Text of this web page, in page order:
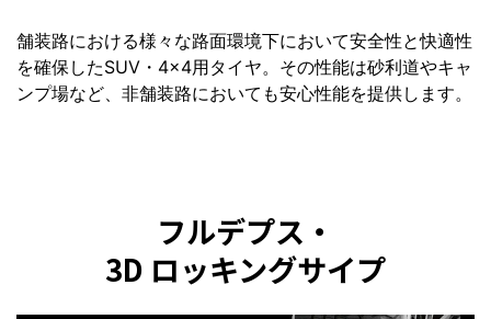
舗装路における様々な路面環境下において安全性と快適性
を確保したSUV・4×4用タイヤ。その性能は砂利道やキャ
ンプ場など、非舗装路においても安心性能を提供します。
フルデプス・
3D ロッキングサイプ